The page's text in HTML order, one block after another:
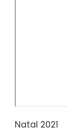
Natal 2021